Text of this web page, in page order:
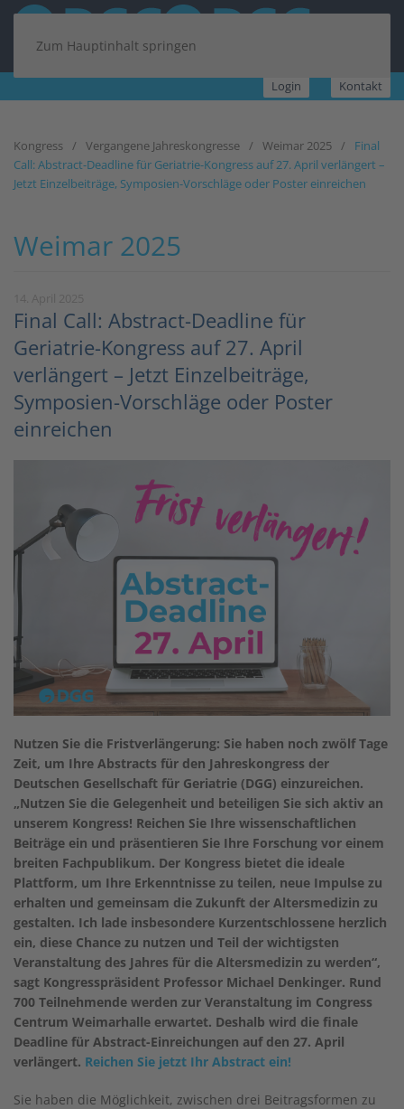
Zum Hauptinhalt springen
Login Kontakt
Kongress Vergangene Jahreskongresse Weimar 2025
Final
Call: Abstract-Deadline für Geriatrie-Kongress auf 27. April verlängert –
Jetzt Einzelbeiträge, Symposien-Vorschläge oder Poster einreichen
Weimar 2025
Final Call: Abstract-Deadline für
Geriatrie-Kongress auf 27. April
verlängert – Jetzt Einzelbeiträge,
Symposien-Vorschläge oder Poster
einreichen
Nutzen Sie die Fristverlängerung: Sie haben noch zwölf Tage
Zeit, um Ihre Abstracts für den Jahreskongress der
Deutschen Gesellschaft für Geriatrie (DGG) einzureichen.
„Nutzen Sie die Gelegenheit und beteiligen Sie sich aktiv an
unserem Kongress! Reichen Sie Ihre wissenschaftlichen
Beiträge ein und präsentieren Sie Ihre Forschung vor einem
breiten Fachpublikum. Der Kongress bietet die ideale
Plattform, um Ihre Erkenntnisse zu teilen, neue Impulse zu
erhalten und gemeinsam die Zukunft der Altersmedizin zu
gestalten. Ich lade insbesondere Kurzentschlossene herzlich
ein, diese Chance zu nutzen und Teil der wichtigsten
Veranstaltung des Jahres für die Altersmedizin zu werden“,
sagt Kongresspräsident Professor Michael Denkinger. Rund
700 Teilnehmende werden zur Veranstaltung im Congress
Centrum Weimarhalle erwartet. Deshalb wird die finale
Deadline für Abstract-Einreichungen auf den 27. April
verlängert. Reichen Sie jetzt Ihr Abstract ein!
Sie haben die Möglichkeit, zwischen drei Beitragsformen zu